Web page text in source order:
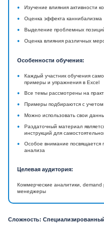
• Изучение влияния активности
• Оценка эффекта каннибализма
• Выделение проблемных
• Оценка влияния различных
Особенности обучения:
•
Каждый участник обучения
примеры и упражнения в Excel
• Все темы рассмотрены на
• Примеры подбираются с
• Можно использовать свои
•
Раздаточный материал
инструкций для
•
Особое внимание посвящается
анализа
Целевая аудитория:
Коммерческие аналитики, demand
менеджеры
Сложность: